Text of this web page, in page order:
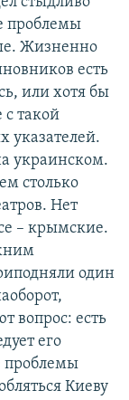
проблемы
Жизненно
есть
или хотя бы
с такой
указателей.
украинском.
столько
Нет
– крымские.
один
вопрос: есть
его
проблемы
Киеву